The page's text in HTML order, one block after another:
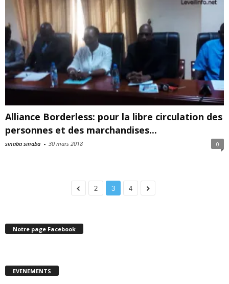
Alliance Borderless: pour la libre circulation des
personnes et des marchandises...
sinaba sinaba - 30 mars 2018 0
2 3 4
Notre page Facebook
EVENEMENTS